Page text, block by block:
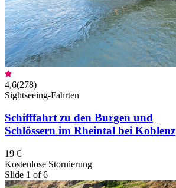
4,6(278)
Sightseeing-Fahrten
Schifffahrt zu den Burgen und
Schlössern im Rheintal bei Koblenz
19 €
Kostenlose Stornierung
Slide 1 of 6